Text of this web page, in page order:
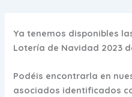
Ya tenemos disponibles
Lotería de Navidad 2023
Podéis encontrarla en
asociados identificados